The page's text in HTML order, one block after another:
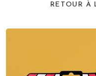
RETOUR À